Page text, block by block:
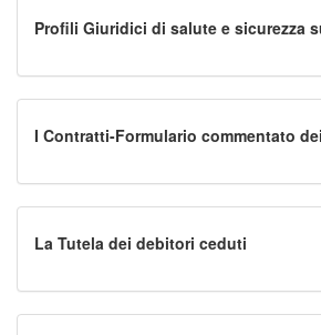
Profili Giuridici di salute e sicurezza
I Contratti-Formulario commentato
La Tutela dei debitori ceduti